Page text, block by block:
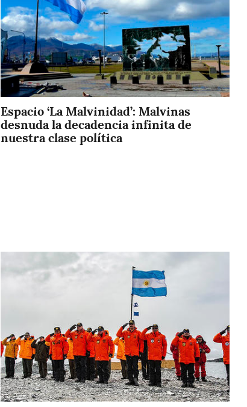
Espacio ‘La Malvinidad’: Malvinas
desnuda la decadencia infinita de
nuestra clase política